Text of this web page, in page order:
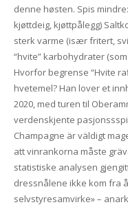
denne høsten. Spis
kjøttdeig, kjøttpålegg)
sterk varme (især fritert,
“hvite” karbohydrater
Hvorfor begrense “Hvite
hvetemel? Han lover et
2020, med turen til
verdenskjente
Champagne är väldigt
att vinrankorna måste
statistiske analysen
dressnålene ikke kom fra
selvstyresamvirke» –